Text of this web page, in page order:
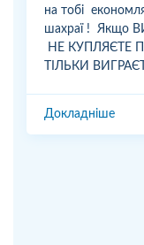
на тобі
шахраї ! Якщо
НЕ КУПЛЯЄТЕ
ТІЛЬКИ
Докладніше